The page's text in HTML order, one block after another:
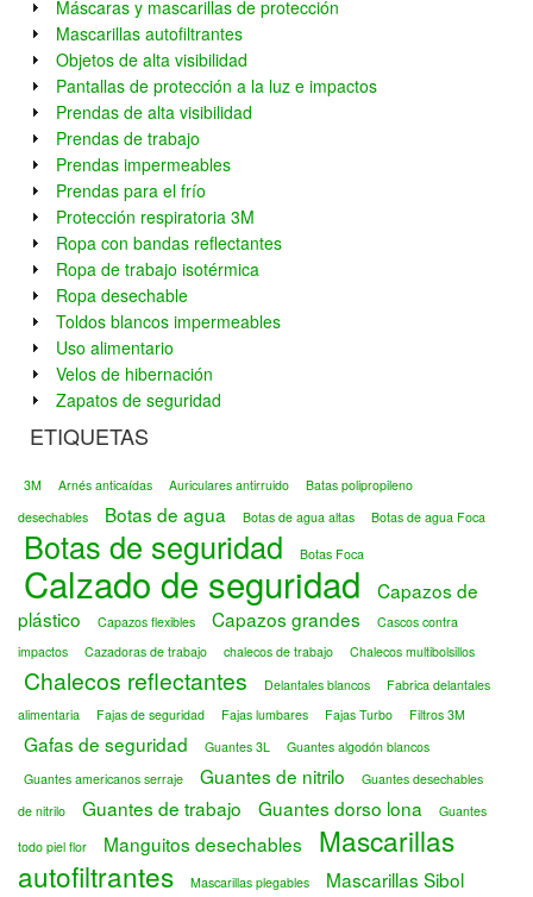
Máscaras y mascarillas de protección
Mascarillas autofiltrantes
Objetos de alta visibilidad
Pantallas de protección a la luz e impactos
Prendas de alta visibilidad
Prendas de trabajo
Prendas impermeables
Prendas para el frío
Protección respiratoria 3M
Ropa con bandas reflectantes
Ropa de trabajo isotérmica
Ropa desechable
Toldos blancos impermeables
Uso alimentario
Velos de hibernación
Zapatos de seguridad
ETIQUETAS
3M Arnés anticaídas Auriculares antirruido
Batas polipropileno
desechables
Botas de agua Botas de agua altas Botas de agua Foca
Botas de seguridad Botas Foca
Calzado de seguridad
Capazos de
plástico
Capazos flexibles Capazos grandes
Cascos contra
impactos
Cazadoras de trabajo chalecos de trabajo Chalecos multibolsillos
Chalecos reflectantes Delantales blancos
Fabrica delantales
alimentaria
Fajas de seguridad Fajas lumbares Fajas Turbo Filtros 3M
Gafas de seguridad Guantes 3L
Guantes algodón blancos
Guantes americanos serraje
Guantes de nitrilo
Guantes desechables
de nitrilo
Guantes de trabajo Guantes dorso lona
Guantes
todo piel flor
Manguitos desechables
Mascarillas
autofiltrantes
Mascarillas plegables Mascarillas Sibol